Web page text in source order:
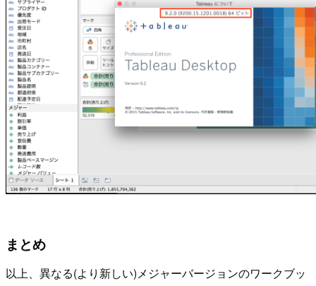
まとめ
以上、異なる(より新しい)メジャーバージョンのワークブッ